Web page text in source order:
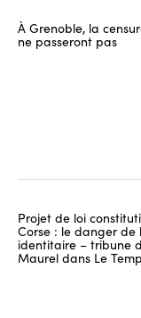
À Grenoble, la
ne passeront pas
Projet de loi
Corse : le danger
identitaire – tribune
Maurel dans Le